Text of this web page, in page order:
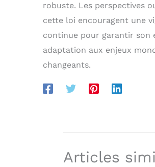
robuste. Les perspectives
cette loi encouragent une
continue pour garantir son
adaptation aux enjeux
changeants.
Articles